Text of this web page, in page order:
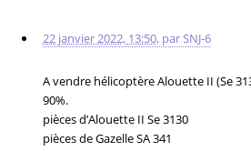
22 janvier 2022, 13:50, par SNJ-6
A vendre hélicoptère Alouette II (Se
90%.
pièces d’Alouette II Se 3130
pièces de Gazelle SA 341